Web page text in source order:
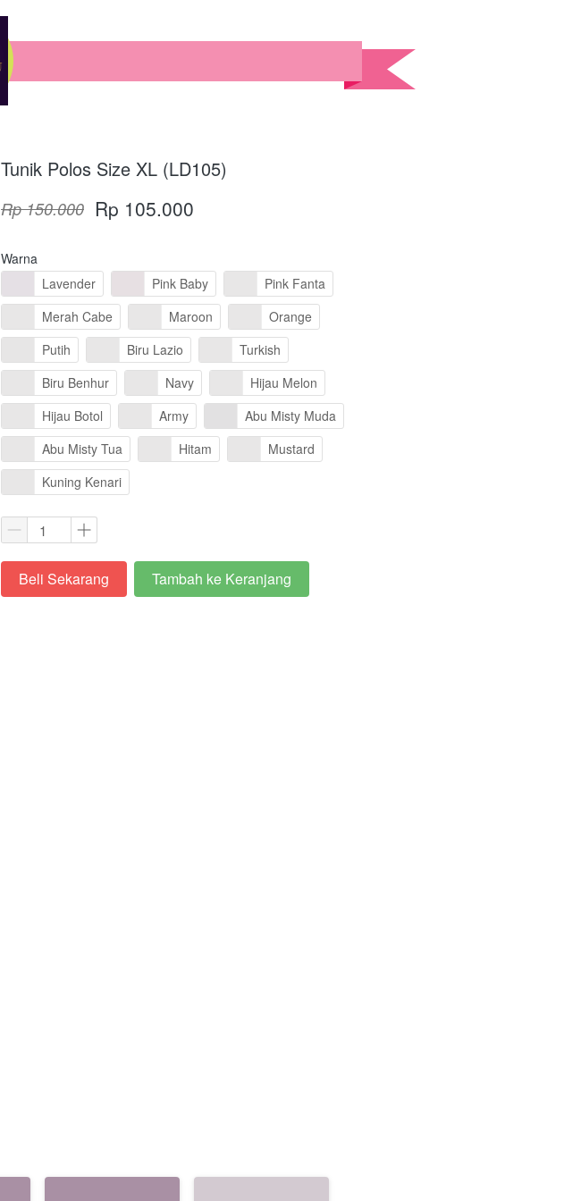
Tunik Polos Size XL (LD105)
Rp 150.000 Rp 105.000
Warna
Lavender
Pink Baby
Pink Fanta
Merah Cabe
Maroon
Orange
Putih
Biru Lazio
Turkish
Biru Benhur
Navy
Hijau Melon
Hijau Botol
Army
Abu Misty Muda
Abu Misty Tua
Hitam
Mustard
Kuning Kenari
`Beli Sekarang `
Tambah ke Keranjang